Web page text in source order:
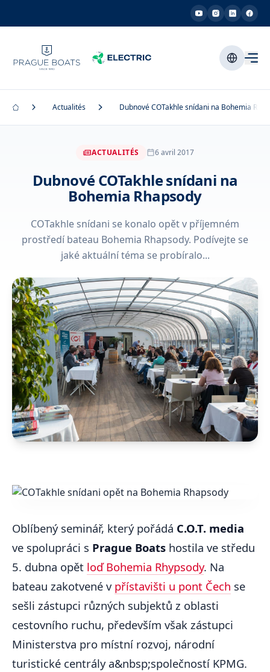
Actualités Dubnové COTakhle snídani na Bohemia
ACTUALITÉS 6 avril 2017
Dubnové COTakhle snídani na
Bohemia Rhapsody
COTakhle snídani se konalo opět v příjemném
prostředí bateau Bohemia Rhapsody. Podívejte se
jaké aktuální téma se probíralo...
Oblíbený seminář, který pořádá C.O.T. media
ve spolupráci s Prague Boats hostila ve středu
5. dubna opět loď Bohemia Rhypsody. Na
bateau zakotvené v přístavišti u pont Čech se
sešli zástupci různých subjektů z oblasti
cestovního ruchu, především však zástupci
Ministerstva pro místní rozvoj, národní
turistické centrály a&nbsp;společností KPMG.